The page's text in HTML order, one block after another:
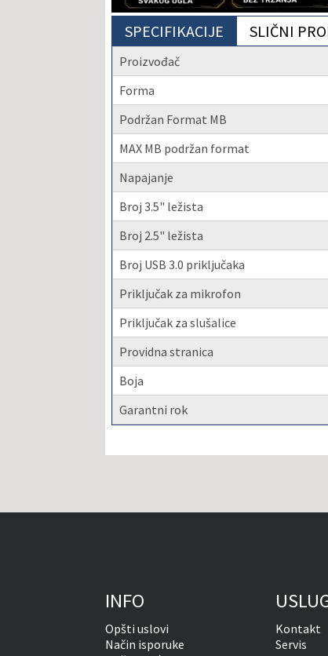
SPECIFIKACIJE SLIČNI
Proizvođač
Forma
Podržan Format MB
MAX MB podržan format
Napajanje
Broj 3.5" ležista
Broj 2.5" ležista
Broj USB 3.0 priključaka
Priključak za mikrofon
Priključak za slušalice
Providna stranica
Boja
Garantni rok
INFO
Opšti uslovi
Način isporuke
Kontakt
Servis